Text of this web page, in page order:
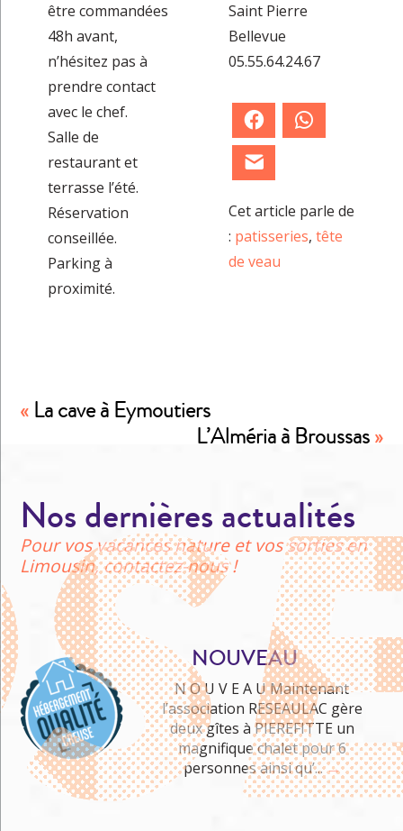
être commandées
48h avant,
n’hésitez pas à
prendre contact
avec le chef.
Salle de
restaurant et
terrasse l’été.
Réservation
conseillée.
Parking à
proximité.
Saint Pierre
Bellevue
05.55.64.24.67
Facebook
Cet article parle de
: patisseries, tête
de veau
« La cave à Eymoutiers
L’Alméria à Broussas»
Nos dernières actualités
Pour vos vacances nature et vos sorties en
Limousin, contactez-nous !
NOUVEAU
N O U V E A U Maintenant
l’association RESEAULAC gère
deux gîtes à PIEREFITTE un
magnifique chalet pour 6
personnes ainsi qu’...→
Me cultiver